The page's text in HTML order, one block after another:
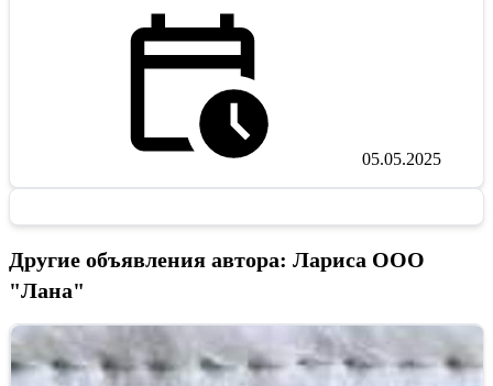
05.05.2025
Другие объявления автора: Лариса ООО
"Лана"